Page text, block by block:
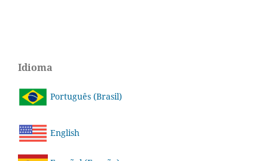
Idioma
Português (Brasil)
English